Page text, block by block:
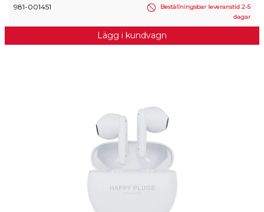
981-001451
Beställningsbar leveranstid 2-5
dagar
Lägg i kundvagn